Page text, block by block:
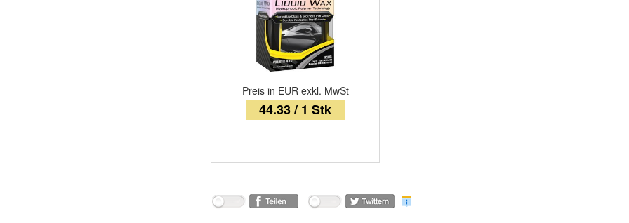
Preis in EUR exkl. MwSt
44.33 / 1 Stk